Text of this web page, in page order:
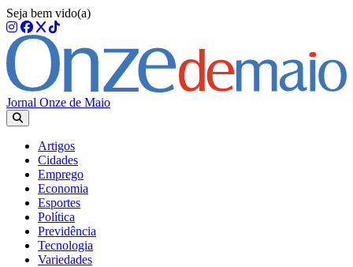
Seja bem vido(a)
Jornal Onze de Maio
Artigos
Cidades
Emprego
Economia
Esportes
Política
Previdência
Tecnologia
Variedades